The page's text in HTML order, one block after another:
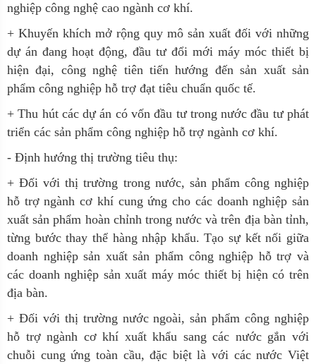
nghiệp công nghệ cao ngành cơ khí.
+ Khuyến khích mở rộng quy mô sản xuất đối với những
dự án đang hoạt động, đầu tư đổi mới máy móc thiết bị
hiện đại, công nghệ tiên tiến hướng đến sản xuất sản
phẩm công nghiệp hỗ trợ đạt tiêu chuẩn quốc tế.
+ Thu hút các dự án có vốn đầu tư trong nước đầu tư phát
triển các sản phẩm công nghiệp hỗ trợ ngành cơ khí.
- Định hướng thị trường tiêu thụ:
+ Đối với thị trường trong nước, sản phẩm công nghiệp
hỗ trợ ngành cơ khí cung ứng cho các doanh nghiệp sản
xuất sản phẩm hoàn chỉnh trong nước và trên địa bàn tỉnh,
từng bước thay thể hàng nhập khẩu. Tạo sự kết nối giữa
doanh nghiệp sản xuất sản phẩm công nghiệp hỗ trợ và
các doanh nghiệp sản xuất máy móc thiết bị hiện có trên
địa bàn.
+ Đối với thị trường nước ngoài, sản phẩm công nghiệp
hỗ trợ ngành cơ khí xuất khẩu sang các nước gắn với
chuỗi cung ứng toàn cầu, đặc biệt là với các nước Việt